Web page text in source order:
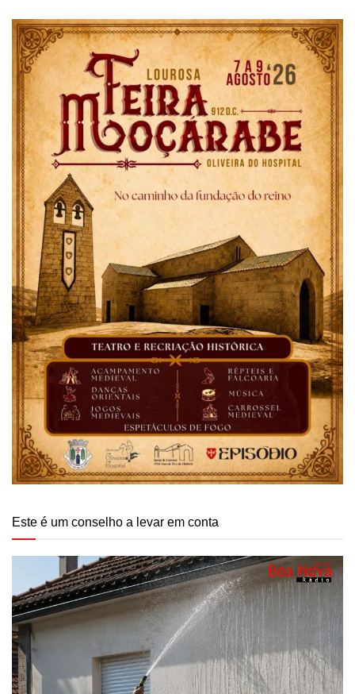
Este é um conselho a levar em conta